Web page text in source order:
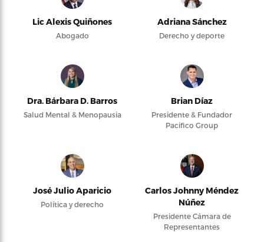
Lic Alexis Quiñones
Abogado
Adriana Sánchez
Derecho y deporte
Dra. Bárbara D. Barros
Salud Mental & Menopausia
Brian Díaz
Presidente & Fundador
Pacifico Group
José Julio Aparicio
Política y derecho
Carlos Johnny Méndez
Núñez
Presidente Cámara de
Representantes